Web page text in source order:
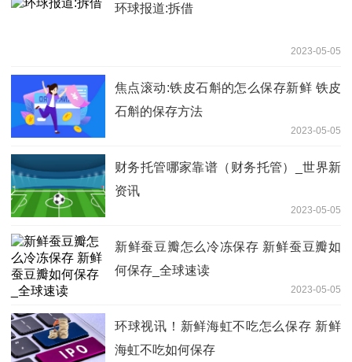
环球报道:拆借
2023-05-05
焦点滚动:铁皮石斛的怎么保存新鲜 铁皮
石斛的保存方法
2023-05-05
财务托管哪家靠谱（财务托管）_世界新
资讯
2023-05-05
新鲜蚕豆瓣怎么冷冻保存 新鲜蚕豆瓣如
何保存_全球速读
2023-05-05
环球视讯！新鲜海虹不吃怎么保存 新鲜
海虹不吃如何保存